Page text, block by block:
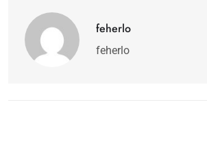
feherlo
feherlo